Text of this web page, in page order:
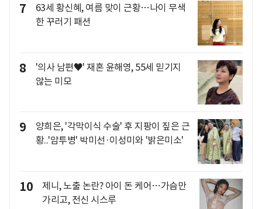
7
63세 황신혜, 여름 맞이 근황…나이 무색
한 꾸러기 패션
8
'의사 남편♥' 재혼 윤해영, 55세 믿기지
않는 미모
9
양희은, '각막이식 수술' 후 지팡이 짚은 근
황..'암투병' 박미선·이성미와 '밝은미소'
10
제니, 노출 논란? 아이 돈 케어…가슴만
가리고, 전신 시스루